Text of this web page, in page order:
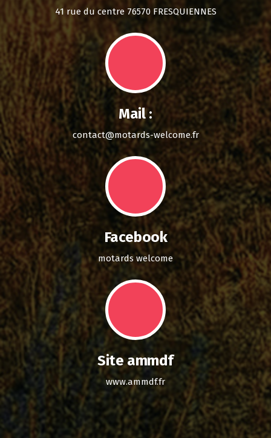
41 rue du centre 76570 FRESQUIENNES
Mail :
contact@motards-welcome.fr
Facebook
motards welcome
Site ammdf
www.ammdf.fr